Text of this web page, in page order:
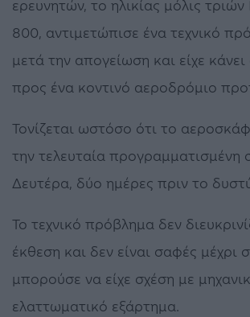
ερευνητών, το ηλικίας μόλις
800, αντιμετώπισε ένα τεχνικό
μετά την απογείωση και είχε
προς ένα κοντινό αεροδρόμιο
Τονίζεται ωστόσο ότι το
την τελευταία προγραμματισμένη
Δευτέρα, δύο ημέρες πριν το
Το τεχνικό πρόβλημα δεν
έκθεση και δεν είναι σαφές μέχρι
μπορούσε να είχε σχέση με
ελαττωματικό εξάρτημα.